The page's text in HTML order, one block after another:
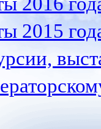
2015